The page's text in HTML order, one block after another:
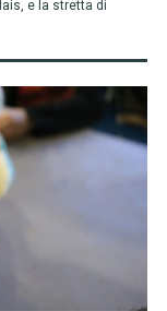
e la stretta di